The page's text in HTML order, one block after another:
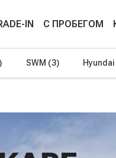
IN С ПРОБЕГОМ
SWM (3) Hyundai